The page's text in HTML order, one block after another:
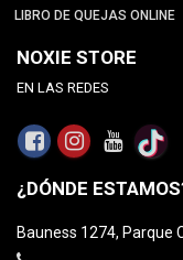
LIBRO DE QUEJAS ONLINE
NOXIE STORE
EN LAS REDES
¿DÓNDE
Bauness 1274, Parque